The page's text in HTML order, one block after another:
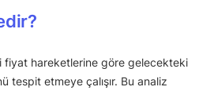
fiyat hareketlerine göre gelecekteki
tespit etmeye çalışır. Bu analiz